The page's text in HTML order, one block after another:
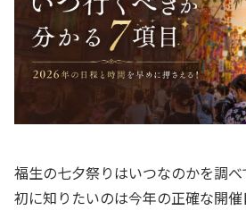
福生の七夕祭りはいつなのかを調
初に知りたいのは今年の正確な開催